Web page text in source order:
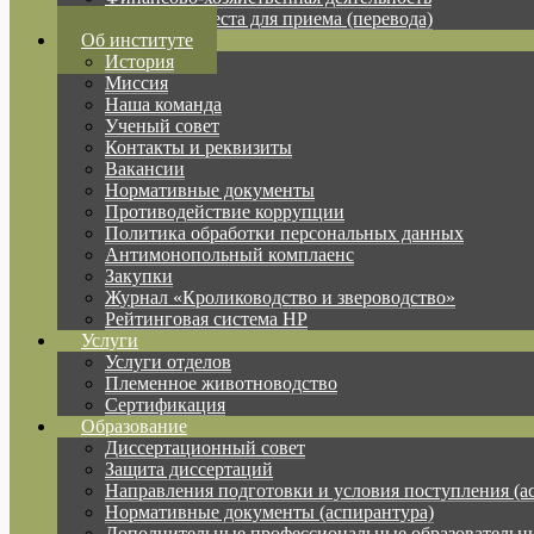
Вакантные места для приема (перевода)
Об институте
История
Миссия
Наша команда
Ученый совет
Контакты и реквизиты
Вакансии
Нормативные документы
Противодействие коррупции
Политика обработки персональных данных
Антимонопольный комплаенс
Закупки
Журнал «Кролиководство и звероводство»
Рейтинговая система НР
Услуги
Услуги отделов
Племенное животноводство
Сертификация
Образование
Диссертационный совет
Защита диссертаций
Направления подготовки и условия поступления
Нормативные документы (аспирантура)